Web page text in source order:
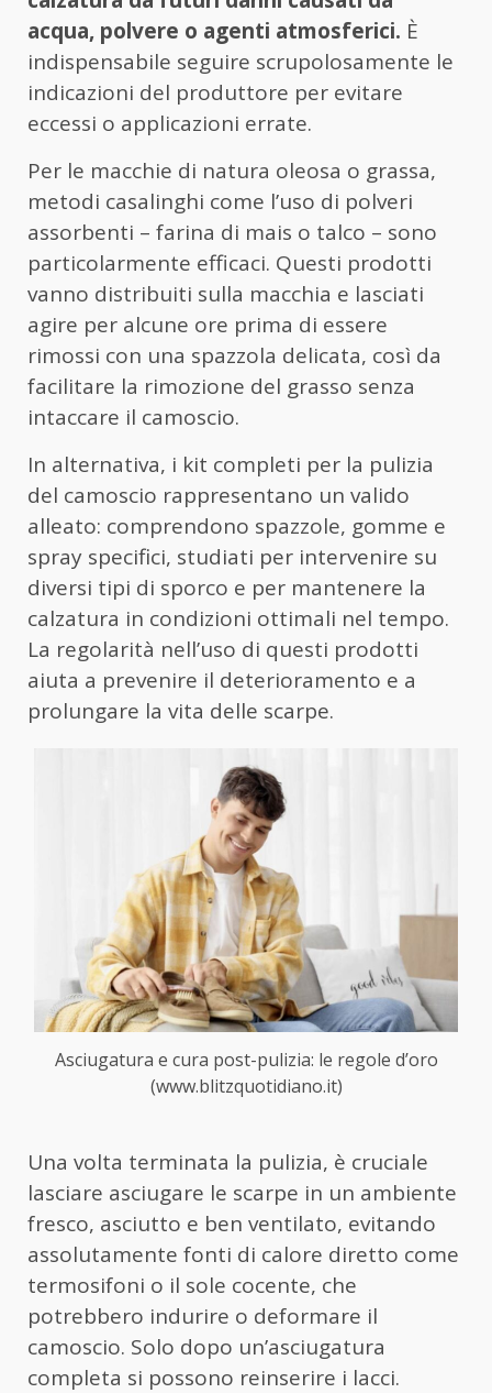
acqua, polvere o agenti atmosferici. È
indispensabile seguire scrupolosamente le
indicazioni del produttore per evitare
eccessi o applicazioni errate.
Per le macchie di natura oleosa o grassa,
metodi casalinghi come l’uso di polveri
assorbenti – farina di mais o talco – sono
particolarmente efficaci. Questi prodotti
vanno distribuiti sulla macchia e lasciati
agire per alcune ore prima di essere
rimossi con una spazzola delicata, così da
facilitare la rimozione del grasso senza
intaccare il camoscio.
In alternativa, i kit completi per la pulizia
del camoscio rappresentano un valido
alleato: comprendono spazzole, gomme e
spray specifici, studiati per intervenire su
diversi tipi di sporco e per mantenere la
calzatura in condizioni ottimali nel tempo.
La regolarità nell’uso di questi prodotti
aiuta a prevenire il deterioramento e a
prolungare la vita delle scarpe.
Asciugatura e cura post-pulizia: le regole d’oro
(www.blitzquotidiano.it)
Una volta terminata la pulizia, è cruciale
lasciare asciugare le scarpe in un ambiente
fresco, asciutto e ben ventilato, evitando
assolutamente fonti di calore diretto come
termosifoni o il sole cocente, che
potrebbero indurire o deformare il
camoscio. Solo dopo un’asciugatura
completa si possono reinserire i lacci.